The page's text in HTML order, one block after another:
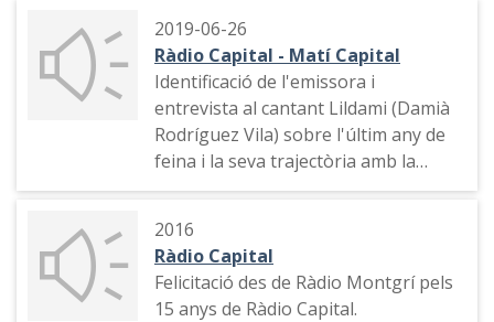
centenars de persones que
s’apleguen cada divendres pel sopar
groc.
Indicatiu del programa, declaracions
de diverses persones, indicatiu del
programa, comentari sobre la
dignitat humana, estat del temps,
entrevistes a persones que
participen al sopar, persones que
intervindran al programa, com s'ha
arribat a aquesta situació, equip del
2019-06-26
Ràdio Capital - Matí Capital
Identificació de l'emissora i
entrevista al cantant Lildami (Damià
Rodríguez Vila) sobre l'últim any de
feina i la seva trajectòria amb la
intervenció de Josep Montero i
durant el festival Ítaca Sant Joan, a la
platja Gran de l'Estartit
2016
Ràdio Capital
Felicitació des de Ràdio Montgrí pels
15 anys de Ràdio Capital.